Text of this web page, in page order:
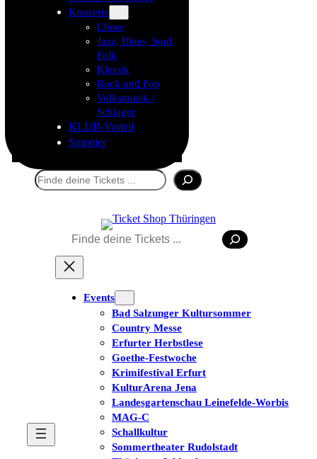
Konzerte
Chöre
Jazz, Blues, Soul,
Folk
Klassik
Rock und Pop
Volksmusik /
Schlager
KLUB-Vorteil
Sommer
Suchen
Suchen
Events
Bad Salzunger Kultursommer
Country Messe
Erfurter Herbstlese
Goethe-Festwoche
Krimifestival Erfurt
KulturArena Jena
Landesgartenschau Leinefelde-Worbis
MAG-C
Schallkultur
Sommertheater Rudolstadt